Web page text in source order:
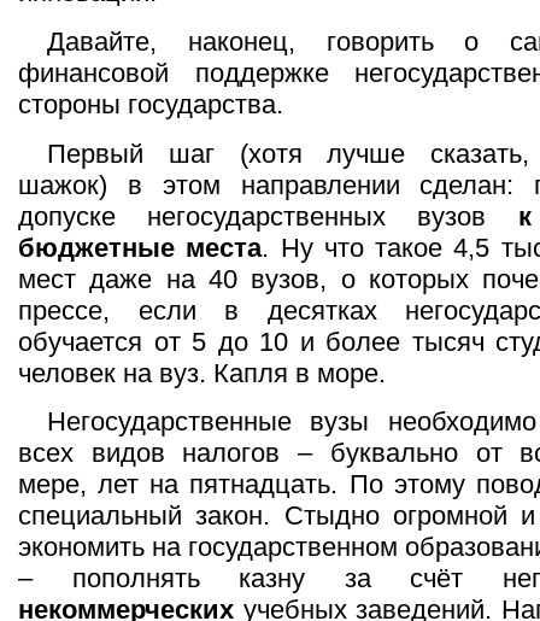
Давайте, наконец, говорить о
финансовой поддержке
стороны государства.
Первый шаг (хотя лучше сказать,
шажок) в этом направлении сделан:
допуске негосударственных вузов
бюджетные места. Ну что такое 4,5
мест даже на 40 вузов, о которых
прессе, если в десятках
обучается от 5 до 10 и более тысяч
человек на вуз. Капля в море.
Негосударственные вузы
всех видов налогов – буквально от
мере, лет на пятнадцать. По этому
специальный закон. Стыдно огромной и
экономить на государственном
– пополнять казну за счёт
некоммерческих учебных заведений.